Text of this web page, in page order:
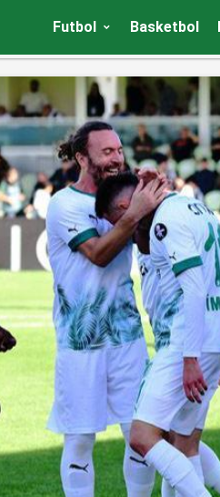
Futbol Basketbol
haber! 8 yaşındaki